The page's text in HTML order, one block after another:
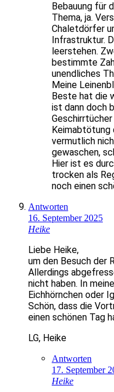
Bebauung für
Thema, ja.
Chaletdörfer
Infrastruktur.
leerstehen.
bestimmte
unendliches
Meine
Beste hat die
ist dann doch
Keimabtötung
vermutlich
gewaschen,
Hier ist es
trocken als
noch einen
Antworten
16. September 2025
Heike
Liebe Heike,
um den Besuch der
Allerdings
nicht haben. In
Eichhörnchen oder
Schön, dass die
einen schönen Tag
LG, Heike
Antworten
17. September
Heike